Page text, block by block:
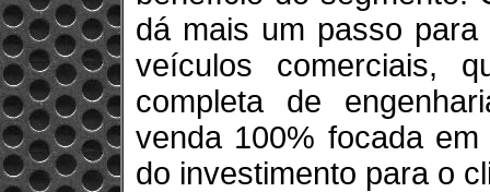
dá mais um passo
veículos comerciais,
completa de
venda 100% focada
do investimento para o